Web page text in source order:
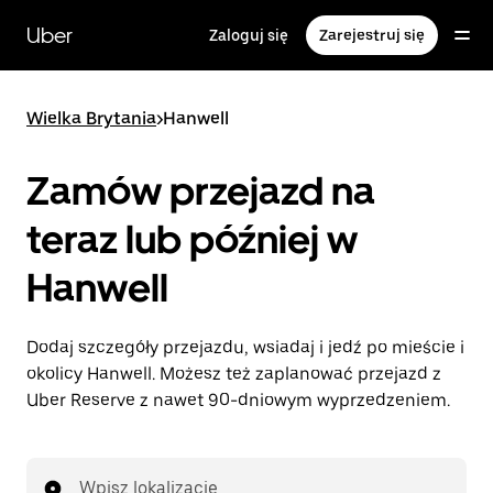
głównej
zawartości
Uber Zaloguj się Zarejestruj się
Wielka Brytania>Hanwell
Zamów przejazd na
teraz lub później w
Hanwell
Dodaj szczegóły przejazdu, wsiadaj i jedź po mieście i
okolicy Hanwell. Możesz też zaplanować przejazd z
Uber Reserve z nawet 90-dniowym wyprzedzeniem.
Wpisz lokalizację